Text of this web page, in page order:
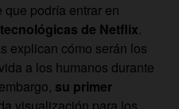
que podría entrar en
de Netflix.
explican cómo serán los
a los humanos durante
su primer